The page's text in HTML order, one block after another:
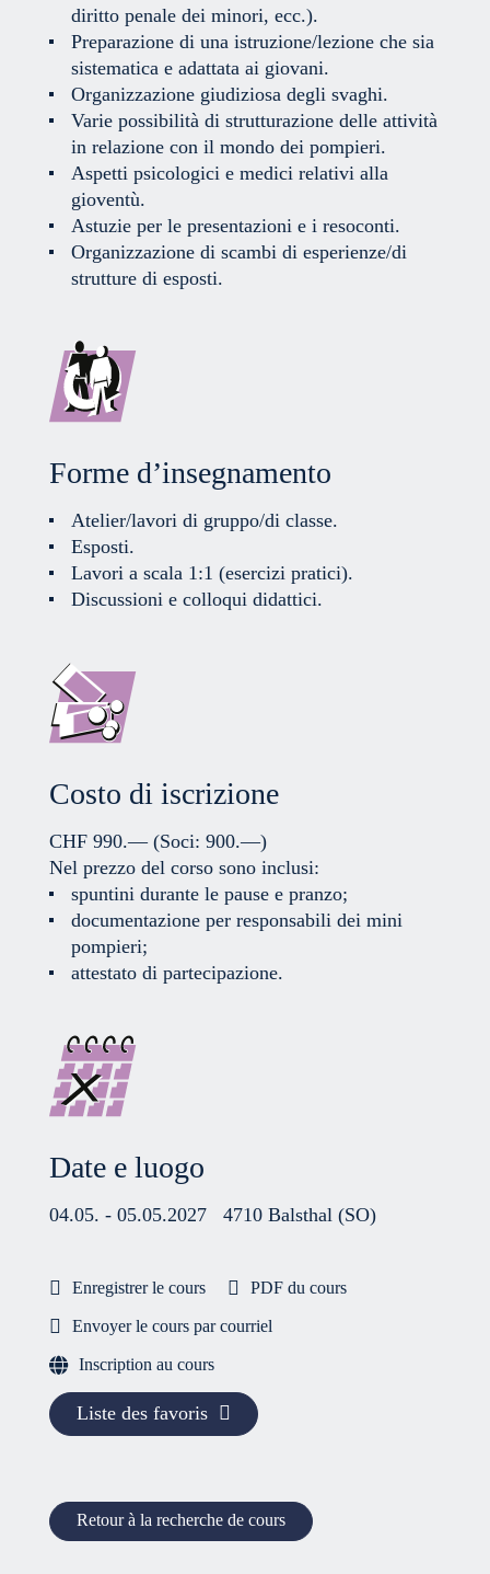
diritto penale dei minori, ecc.).
Preparazione di una istruzione/lezione che sia
sistematica e adattata ai giovani.
Organizzazione giudiziosa degli svaghi.
Varie possibilità di strutturazione delle attività
in relazione con il mondo dei pompieri.
Aspetti psicologici e medici relativi alla
gioventù.
Astuzie per le presentazioni e i resoconti.
Organizzazione di scambi di esperienze/di
strutture di esposti.
Forme d’insegnamento
Atelier/lavori di gruppo/di classe.
Esposti.
Lavori a scala 1:1 (esercizi pratici).
Discussioni e colloqui didattici.
Costo di iscrizione
CHF 990.—(Soci: 900.—)
Nel prezzo del corso sono inclusi:
spuntini durante le pause e pranzo;
documentazione per responsabili dei mini
pompieri;
attestato di partecipazione.
Date e luogo
04.05. - 05.05.2027 4710 Balsthal (SO)
Enregistrer le cours PDF du cours
Envoyer le cours par courriel
Inscription au cours
Liste des favoris
Retour à la recherche de cours